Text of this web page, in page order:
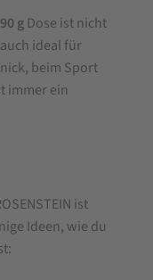
gDose ist nicht
ideal für
beim Sport
immer ein
ist
Ideen, wie du